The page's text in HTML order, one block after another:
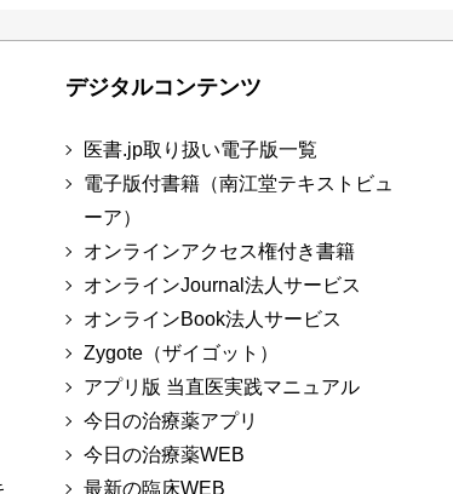
デジタルコンテンツ
医書.jp取り扱い電子版一覧
電子版付書籍（南江堂テキストビュ
ーア）
オンラインアクセス権付き書籍
オンラインJournal法人サービス
オンラインBook法人サービス
Zygote（ザイゴット）
アプリ版 当直医実践マニュアル
今日の治療薬アプリ
今日の治療薬WEB
最新の臨床WEB